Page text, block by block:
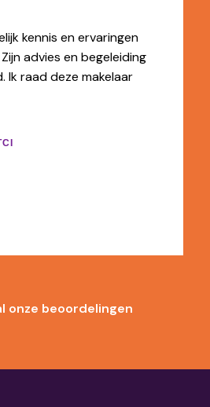
kennis en ervaringen
advies en begeleiding
Ik raad deze makelaar
onze beoordelingen